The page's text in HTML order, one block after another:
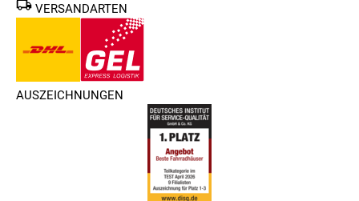
VERSANDARTEN
AUSZEICHNUNGEN